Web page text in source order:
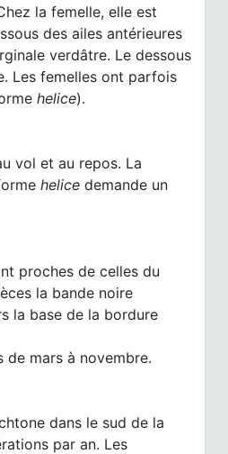
la femelle, elle est
des ailes antérieures
verdâtre. Le dessous
Les femelles ont parfois
helice).
vol et au repos. La
helicedemande un
proches de celles du
la bande noire
la base de la bordure
de mars à novembre.
dans le sud de la
par an. Les